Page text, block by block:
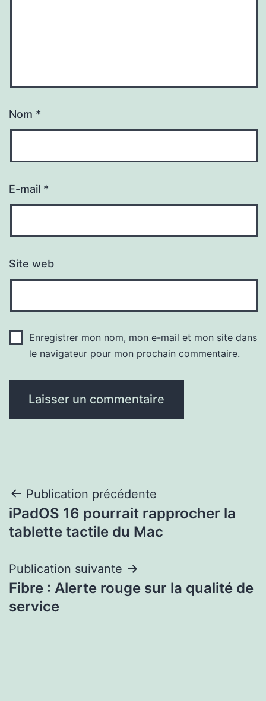
Nom *
E-mail *
Site web
Enregistrer mon nom, mon e-mail et mon site dans
le navigateur pour mon prochain commentaire.
Navigation
de
Publication précédente
iPadOS 16 pourrait rapprocher la
tablette tactile du Mac
Publication suivante
Fibre : Alerte rouge sur la qualité de
service